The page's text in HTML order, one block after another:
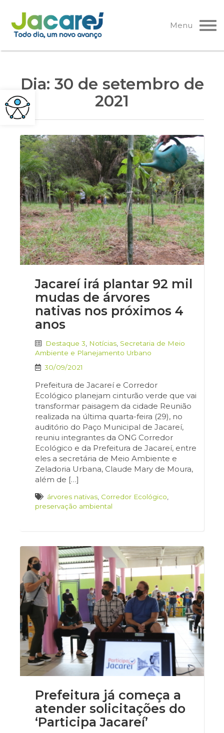
Pular
para
o
Menu
Dia: 30 de setembro de
2021
Jacareí irá plantar 92 mil
mudas de árvores
nativas nos próximos 4
anos
Destaque 3 Notícias Secretaria de Meio
Ambiente e Planejamento Urbano
30/09/2021
Prefeitura de Jacareí e Corredor
Ecológico planejam cinturão verde que vai
transformar paisagem da cidade Reunião
realizada na última quarta-feira (29), no
auditório do Paço Municipal de Jacareí,
reuniu integrantes da ONG Corredor
Ecológico e da Prefeitura de Jacareí, entre
eles a secretária de Meio Ambiente e
Zeladoria Urbana, Claude Mary de Moura,
além de […]
árvores nativas Corredor Ecológico
preservação ambiental
Prefeitura já começa a
atender solicitações do
‘Participa Jacareí’